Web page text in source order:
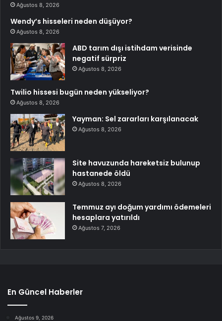
Ağustos 8, 2026
Wendy’s hisseleri neden düşüyor?
Ağustos 8, 2026
ABD tarım dışı istihdam verisinde
negatif sürpriz
Ağustos 8, 2026
Twilio hissesi bugün neden yükseliyor?
Ağustos 8, 2026
Yayman: Sel zararları karşılanacak
Ağustos 8, 2026
Site havuzunda hareketsiz bulunup
hastanede öldü
Ağustos 8, 2026
Temmuz ayı doğum yardımı ödemeleri
hesaplara yatırıldı
Ağustos 7, 2026
En Güncel Haberler
Ağustos 9, 2026